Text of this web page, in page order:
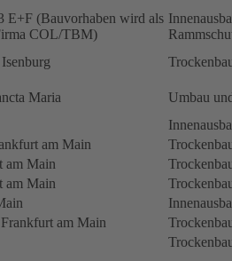
(Bauvorhaben wird als
COL/TBM)
Maria
Umbau
am Main
am Main
am Main
am Main